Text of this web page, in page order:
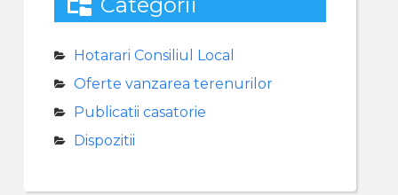
Hotarari Consiliul Local
Oferte vanzarea terenurilor
Publicatii casatorie
Dispozitii